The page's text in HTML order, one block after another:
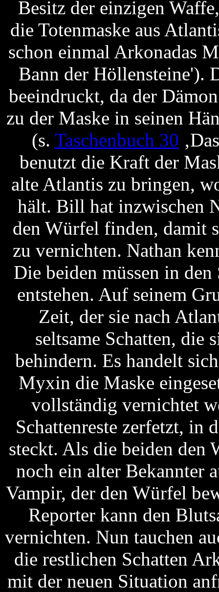
Besitz der einzigen
die Totenmaske aus
schon einmal Arkonadas
Bann der Höllensteine').
beeindruckt, da der
zu der Maske in seinen
(s. Taschenbuch 30
benutzt die Kraft der
alte Atlantis zu bringen,
hält. Bill hat inzwischen
den Würfel finden, damit
zu vernichten. Nathan
Die beiden müssen in
entstehen. Auf seinem
Zeit, der sie nach
seltsame Schatten, die
behindern. Es handelt
Myxin die Maske
vollständig vernichtet
Schattenreste zerfetzt, in
steckt. Als die beiden den
noch ein alter Bekannter
Vampir, der den Würfel
Reporter kann den
vernichten. Nun tauchen
die restlichen Schatten
mit der neuen Situation